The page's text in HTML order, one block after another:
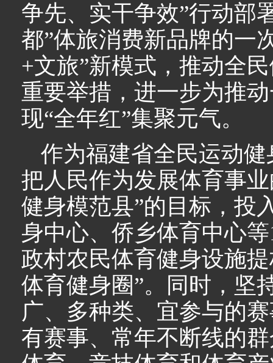
争先、实干争效”行动部
都”体旅消费新品牌的一
+文旅”新模式，推动全
重要举措，进一步为推
现“全年红”集聚元气。
作为福建省全民运动
把人民作为发展体育事
健身模范县”的目标，投
身中心、侨乡体育中心
政村农民体育健身设施
体育健身圈”。同时，坚
广、多种类、宜参与的
有赛事、常年不断线的